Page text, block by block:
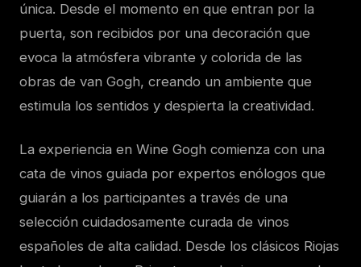
única. Desde el momento en que entran por la
puerta, son recibidos por una decoración que
evoca la atmósfera vibrante y colorida de las
obras de van Gogh, creando un ambiente que
estimula los sentidos y despierta la creatividad.
La experiencia en Wine Gogh comienza con una
cata de vinos guiada por expertos enólogos que
guiarán a los participantes a través de una
selección cuidadosamente curada de vinos
españoles de alta calidad. Desde los clásicos Riojas